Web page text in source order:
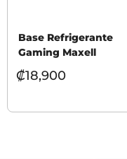
Base Refrigerante
Gaming Maxell
₡18,900